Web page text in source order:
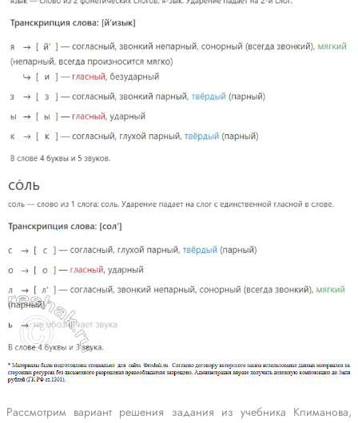
Рассмотрим вариант решения задания из учебника Климанова,